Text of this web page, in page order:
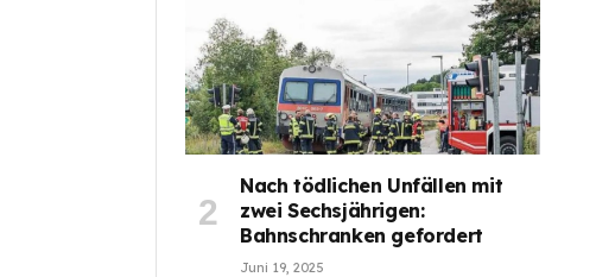
Nach tödlichen Unfällen mit
zwei Sechsjährigen:
Bahnschranken gefordert
Juni 19, 2025